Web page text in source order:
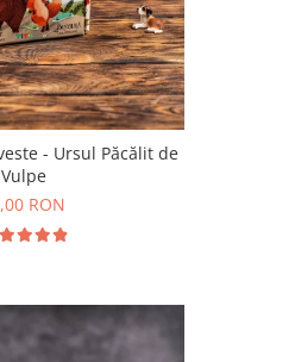
- Ursul Păcălit de
Vulpe
RON